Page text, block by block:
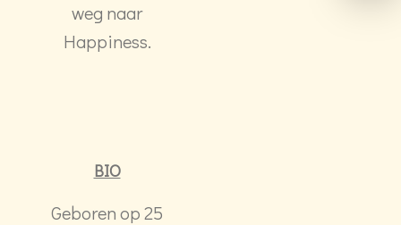
weg naar
Happiness.
BIO
Geboren op 25